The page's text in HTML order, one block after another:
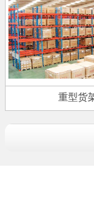
重型货